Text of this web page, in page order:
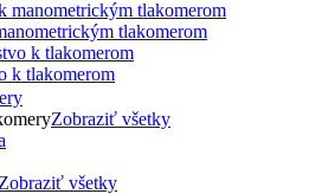
tlakomerom
k tlakomerom
Zobraziť všetky
Zobraziť všetky